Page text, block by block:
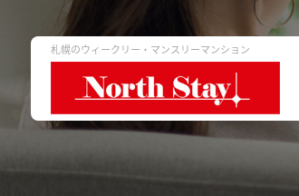
札幌のウィークリー・マンスリーマンション